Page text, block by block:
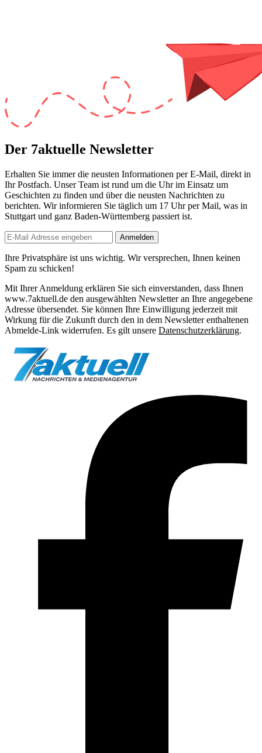
Der 7aktuelle Newsletter
Erhalten Sie immer die neusten Informationen per E-Mail, direkt in
Ihr Postfach. Unser Team ist rund um die Uhrim Einsatz um
Geschichten zu finden und über die neusten Nachrichten zu
berichten. Wir informieren Sie täglich um 17 Uhrper Mail, was in
Stuttgart und ganz Baden-Württemberg passiert ist.
Anmelden
Ihre Privatsphäre ist uns wichtig. Wir versprechen, Ihnen keinen
Spam zu schicken!
Mit Ihrer Anmeldung erklären Sie sich einverstanden, dass Ihnen
www.7aktuell.de den ausgewählten Newsletter an Ihre angegebene
Adresse übersendet. Sie können Ihre Einwilligung jederzeit mit
Wirkung für die Zukunft durch den in dem Newsletter enthaltenen
Abmelde-Link widerrufen. Es gilt unsere Datenschutzerklärung.